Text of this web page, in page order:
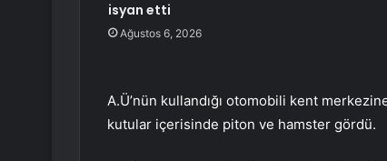
isyan etti
Ağustos 6, 2026
A.Ü’nün kullandığı otomobili kent
kutular içerisinde piton ve hamster gördü.